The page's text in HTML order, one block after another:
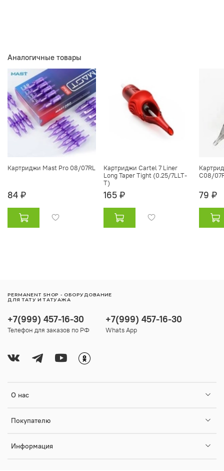
Аналогичные товары
Картриджи Mast Pro 08/07RL
84 ₽
Картриджи Cartel 7 Liner
Long Taper Tight (0.25/7LLT-
T)
165 ₽
C08/
79 ₽
О нас
Покупателю
Информация
+7(999) 457-16-30
Телефон для заказов по РФ
+7(999) 457-16-30
Whats App
PERMANENT SHOP - ОБОРУДОВАНИЕ
ДЛЯ ТАТУ И ТАТУАЖА